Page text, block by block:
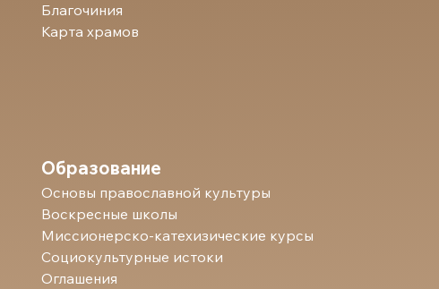
Благочиния
Карта храмов
Образование
Основы православной культуры
Воскресные школы
Миссионерско-катехизические курсы
Социокультурные истоки
Оглашения